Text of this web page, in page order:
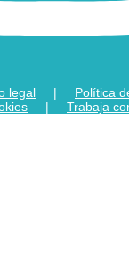
legal | Política
| Trabaja